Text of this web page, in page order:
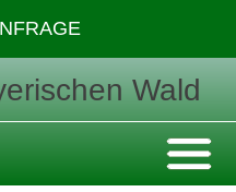
Wald